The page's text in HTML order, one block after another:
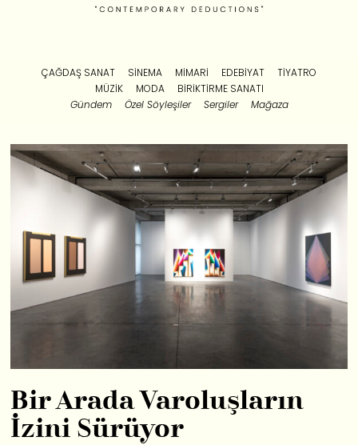
ÇAĞDAŞ SANAT SINEMA MIMARI EDEBIYAT
TIYATRO
MÜZIK
MODA
BIRIKTIRME SANATI
Gündem
Özel Söyleşiler Sergiler Mağaza
Bir Arada Varoluşların
İzini Sürüyor